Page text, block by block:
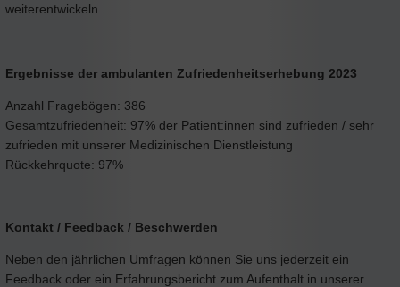
weiterentwickeln.
Ergebnisse der ambulanten Zufriedenheitserhebung 2023
Anzahl Fragebögen: 386
Gesamtzufriedenheit: 97% der Patient:innen sind zufrieden / sehr
zufrieden mit unserer Medizinischen Dienstleistung
Rückkehrquote: 97%
Kontakt / Feedback / Beschwerden
Neben den jährlichen Umfragen können Sie uns jederzeit ein
Feedback oder ein Erfahrungsbericht zum Aufenthalt in unserer